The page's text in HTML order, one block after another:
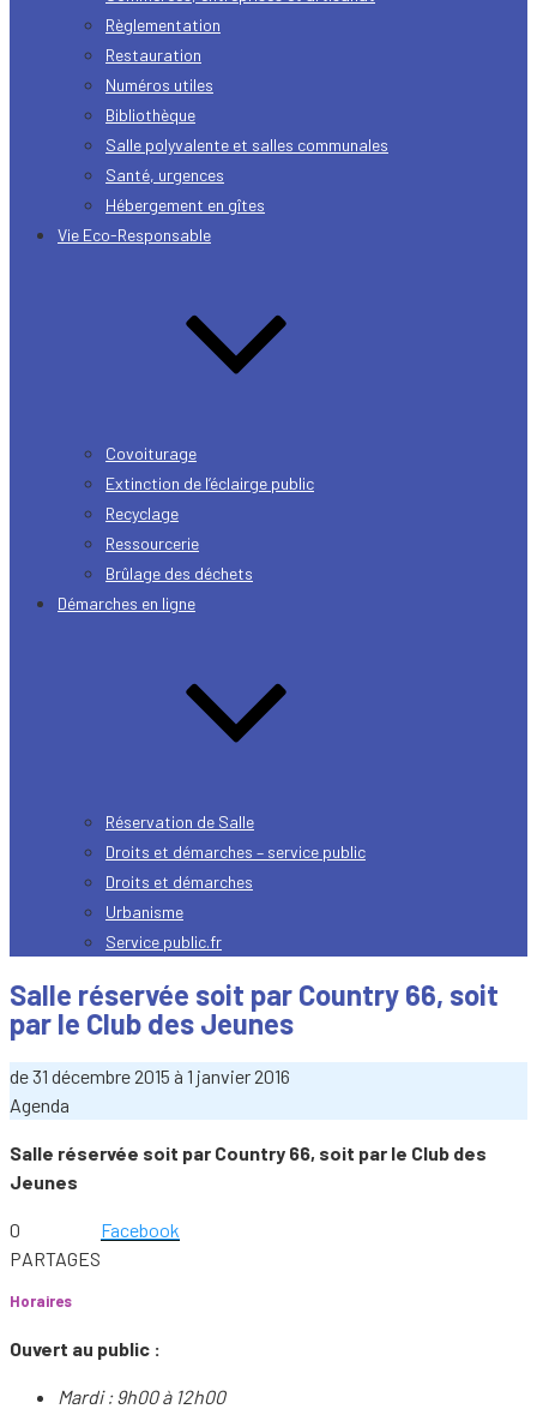
Règlementation
Restauration
Numéros utiles
Bibliothèque
Salle polyvalente et salles communales
Santé, urgences
Hébergement en gîtes
Vie Eco-Responsable
Covoiturage
Extinction de l’éclairge public
Recyclage
Ressourcerie
Brûlage des déchets
Démarches en ligne
Réservation de Salle
Droits et démarches – service public
Droits et démarches
Urbanisme
Service public.fr
Salle réservée soit par Country 66, soit
par le Club des Jeunes
de31 décembre 2015 à 1 janvier 2016
Agenda
Salle réservée soit par Country 66, soit par le Club des
Jeunes
0
PARTAGES
Facebook
Horaires
Ouvert au public :
Mardi : 9h00 à 12h00